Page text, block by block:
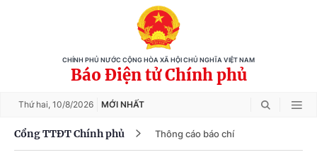
CHÍNH PHỦ NƯỚC CỘNG HÒA XÃ HỘI CHỦ NGHĨA VIỆT NAM
Báo Điện tử Chính phủ
Thứ hai, 10/8/2026 MỚI NHẤT
Cổng TTĐT Chính phủ Thông cáo báo chí